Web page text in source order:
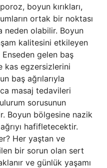
boyun kırıkları,
ortak bir noktası
neden olabilir. Boyun
kalitesini etkileyen
Enseden gelen baş
kas egzersizlerini
baş ağrılarıyla
masaj tedavileri
sorusunun
Boyun bölgesine nazik
hafifletecektir.
Her yaştan ve
bir sorun olan sert
ve günlük yaşamı